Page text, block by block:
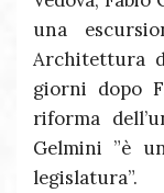
una
Architettura
giorni dopo
riforma
Gelmini ”è